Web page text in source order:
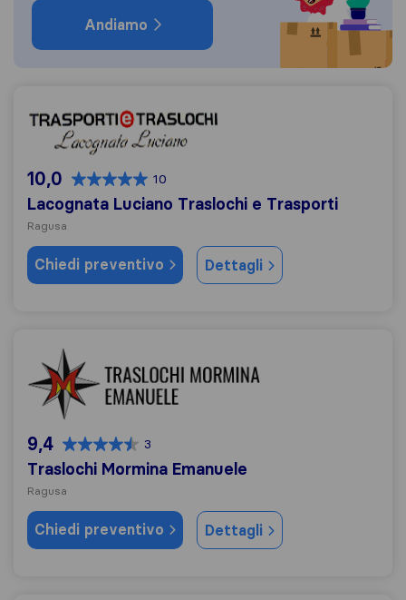
Andiamo
Lacognata Luciano Traslochi e Trasporti
10,0 10
Lacognata Luciano Traslochi e Trasporti
Ragusa
Chiedi preventivo Dettagli
Traslochi Mormina Emanuele
9,4 3
Traslochi Mormina Emanuele
Ragusa
Chiedi preventivo Dettagli